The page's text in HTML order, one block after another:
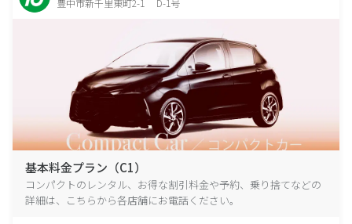
豊中市新千里東町2-1 D-1号
基本料金プラン（C1）
コンパクトのレンタル、お得な割引料金や予約、乗り捨てなどの
詳細は、こちらから各店舗にお電話ください。